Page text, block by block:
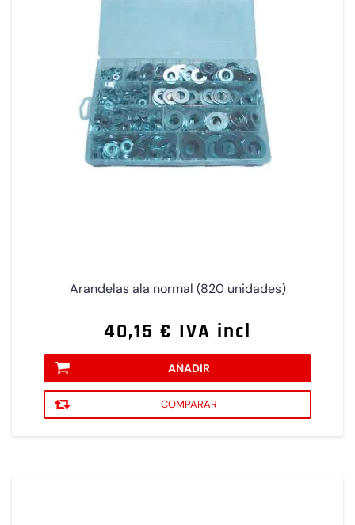
Arandelas ala normal (820 unidades)
40,15 € IVA incl
AÑADIR
COMPARAR